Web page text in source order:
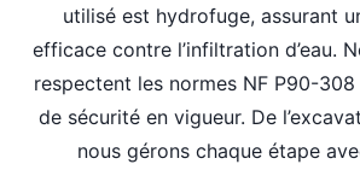
utilisé est hydrofuge, assurant
efficace contre l’infiltration d’eau.
respectent les normes NF P90-
de sécurité en vigueur. De
nous gérons chaque étape